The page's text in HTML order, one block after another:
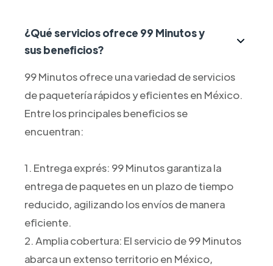
¿Qué servicios ofrece 99 Minutos y
sus beneficios?
99 Minutos ofrece una variedad de servicios
de paquetería rápidos y eficientes en México.
Entre los principales beneficios se
encuentran:
1. Entrega exprés: 99 Minutos garantiza la
entrega de paquetes en un plazo de tiempo
reducido, agilizando los envíos de manera
eficiente.
2. Amplia cobertura: El servicio de 99 Minutos
abarca un extenso territorio en México,